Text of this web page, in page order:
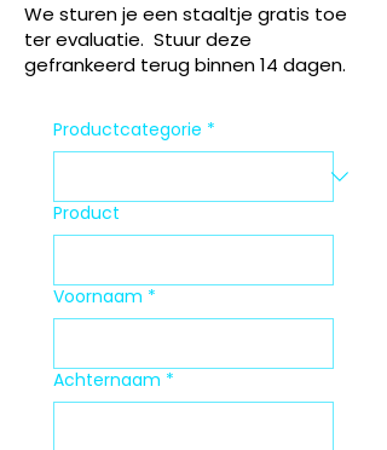
We sturen je een staaltje gratis toe
ter evaluatie. Stuur deze
gefrankeerd terug binnen 14 dagen.
Productcategorie *
Product
Voornaam *
Achternaam *